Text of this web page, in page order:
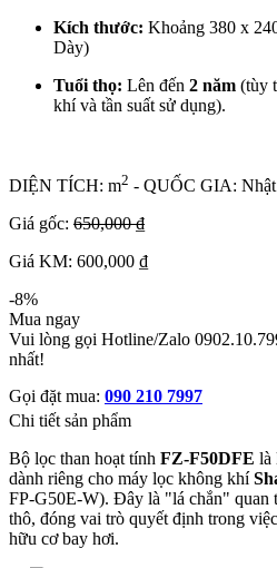
Kích thước: Khoảng 380 x
Dày)
Tuổi thọ: Lên đến 2 năm (tùy
khí và tần suất sử dụng).
DIỆN TÍCH: m2 - QUỐC GIA: Nhật
Giá gốc: 650,000 ₫
Giá KM: 600,000 ₫
-8%
Mua ngay
Vui lòng gọi Hotline/Zalo
nhất!
Gọi đặt mua: 090 210 7997
Chi tiết sản phẩm
Bộ lọc than hoạt tính FZ-F50DFE là
dành riêng cho máy lọc không khí
FP-G50E-W). Đây là "lá chắn" quan
thô, đóng vai trò quyết định trong
hữu cơ bay hơi.